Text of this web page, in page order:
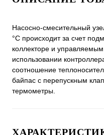
Насосно-смесительный
°С происходит за счет
коллекторе и
использовании
соотношение
байпас с перепускным
термометры.